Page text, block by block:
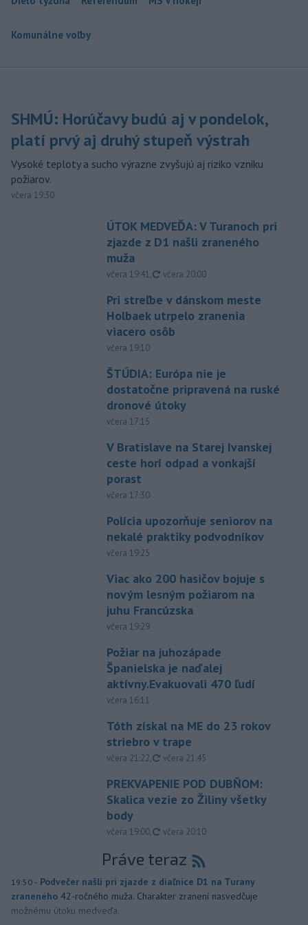
Komunálne voľby
SHMÚ: Horúčavy budú aj v pondelok,
platí prvý aj druhý stupeň výstrah
Vysoké teploty a sucho výrazne zvyšujú aj riziko vzniku
požiarov.
včera 19:30
ÚTOK MEDVEĎA: V Turanoch pri
zjazde z D1 našli zraneného
muža
včera 19:41, aktualizované
včera 20:00
Pri streľbe v dánskom meste
Holbaek utrpelo zranenia
viacero osôb
včera 19:10
ŠTÚDIA: Európa nie je
dostatočne pripravená na ruské
dronové útoky
včera 17:15
V Bratislave na Starej Ivanskej
ceste horí odpad a vonkajší
porast
včera 17:30
Polícia upozorňuje seniorov na
nekalé praktiky podvodníkov
včera 19:25
Viac ako 200 hasičov bojuje s
novým lesným požiarom na
juhu Francúzska
včera 19:29
Požiar na juhozápade
Španielska je naďalej
aktívny.Evakuovali 470 ľudí
včera 16:11
Tóth získal na ME do 23 rokov
striebro v trape
včera 21:22, aktualizované
včera 21:45
PREKVAPENIE POD DUBŇOM:
Skalica vezie zo Žiliny všetky
body
včera 19:00, aktualizované
včera 20:10
Práve teraz
19:50 - Podvečer našli pri zjazde z diaľnice D1 na Turany
zraneného 42-ročného muža. Charakter zranení nasvedčuje
možnému útoku medveďa.